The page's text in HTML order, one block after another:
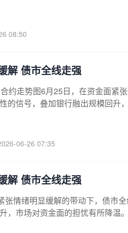
过程中，季末前后宜观察资金情
资金冲击过后，资金有望再度季
08:50
解 债市全线走强
约走势图6月25日，在资金面紧
的信号，叠加银行融出规模回升
，10年期国债期货主力合约
其中，10年期国债收益率下行
06-26 07:35
解 债市全线走强
张情绪明显缓解的带动下，债市
，市场对资金面的担忧有所降温